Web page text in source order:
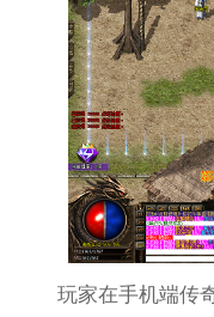
玩家在手机端传